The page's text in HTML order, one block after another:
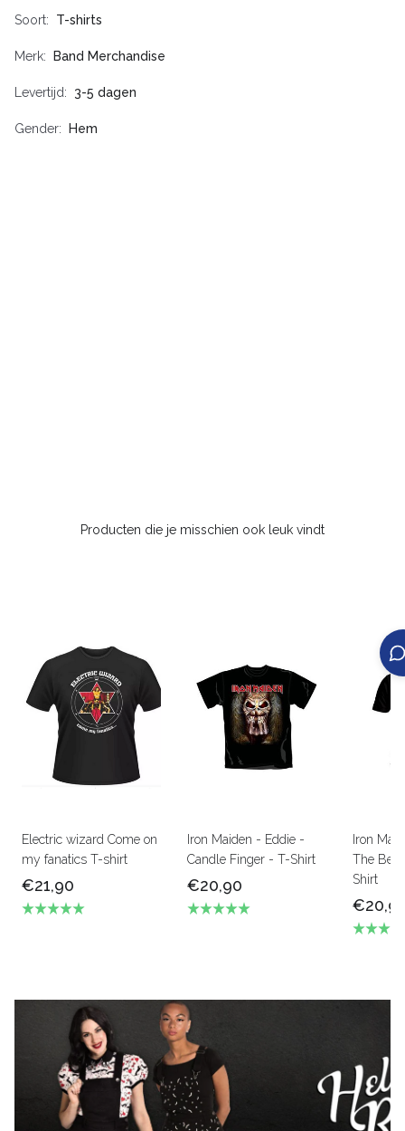
Soort T-shirts
Merk Band Merchandise
Levertijd 3-5 dagen
Gender Hem
Producten die je misschien ook leuk vindt
Electric wizard Come on
my fanatics T-shirt
€21,90
Iron Maiden - Eddie -
Candle Finger - T-Shirt
€20,90
Iron
The
Shirt